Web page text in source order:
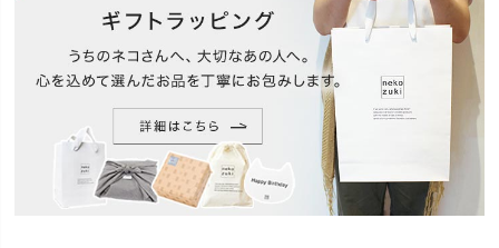
が、人が無理な力をかけたり、お子様がイタズラを
すると、ピン留めベース ごと外れる場合がありま
す。 その場合、画鋲の針がむき出しになります ので
十分ご注意下さい。 念のため、3歳未満の小さいお子
様が自由に行動できる所で保護者の監視が行き届か
ない場所には、設置なさらないで下さい。
「壁まもる」はどの製品も、画鋲で簡単に取り付け
ができます(画鋲付)。爪とぎ被害を受けたボロボロの
壁も、「壁まもる」を付ければスッキリきれいに。
木や布の自然な風合は、お部屋の雰囲気を損ないま